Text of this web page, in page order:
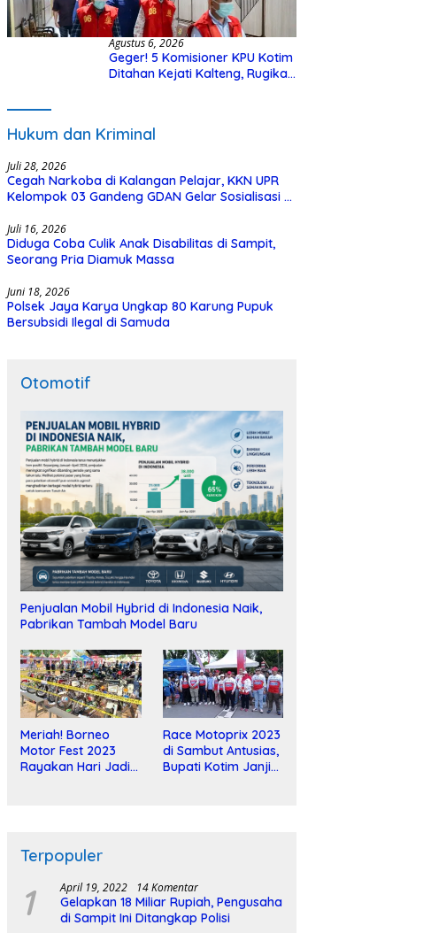
Agustus 6, 2026
Geger! 5 Komisioner KPU Kotim
Ditahan Kejati Kalteng, Rugikan
Hukum dan Kriminal
Juli 28, 2026
Cegah Narkoba di Kalangan Pelajar, KKN UPR
Kelompok 03 Gandeng GDAN Gelar Sosialisasi di
Juli 16, 2026
Diduga Coba Culik Anak Disabilitas di Sampit,
Seorang Pria Diamuk Massa
Juni 18, 2026
Polsek Jaya Karya Ungkap 80 Karung Pupuk
Bersubsidi Ilegal di Samuda
Otomotif
Penjualan Mobil Hybrid di Indonesia Naik,
Pabrikan Tambah Model Baru
Meriah! Borneo
Motor Fest 2023
Rayakan Hari Jadi
Race Motoprix 2023
di Sambut Antusias,
Bupati Kotim Janji
Terpopuler
1 April 19, 2022 14 Komentar
Gelapkan 18 Miliar Rupiah, Pengusaha
di Sampit Ini Ditangkap Polisi